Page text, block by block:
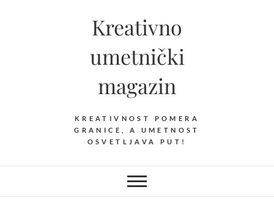
Kreativno
umetnički
magazin
KREATIVNOST POMERA
GRANICE, A UMETNOST
OSVETLJAVA PUT!